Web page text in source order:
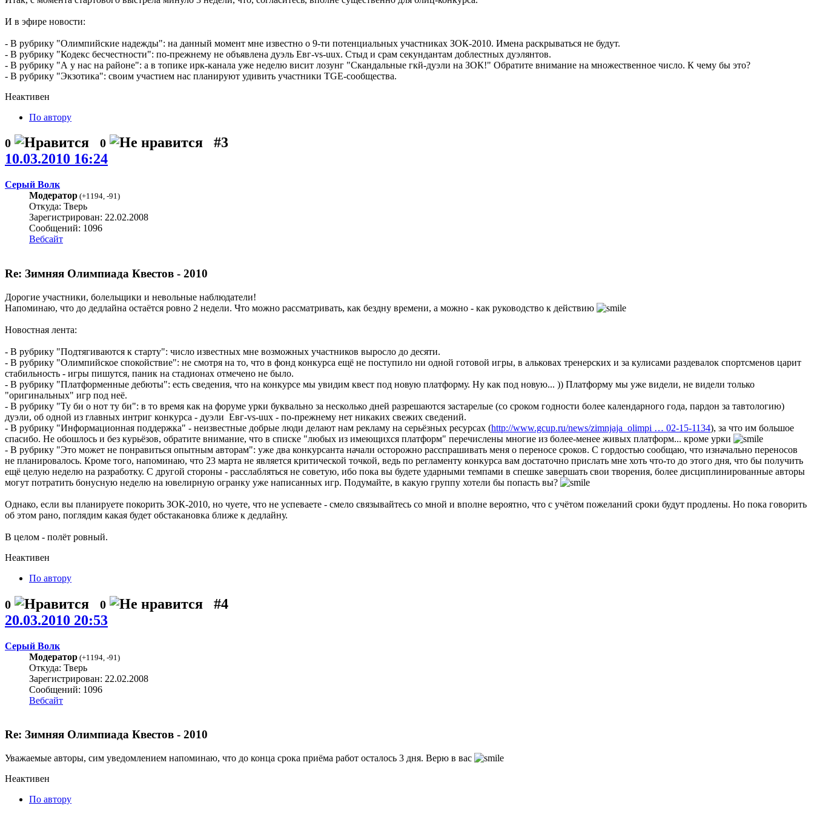
И в эфире новости:
- В рубрику "Олимпийские надежды": на данный момент мне известно о 9-ти потенциальных участниках ЗОК-2010. Имена раскрываться не будут.
- В рубрику "Кодекс бесчестности": по-прежнему не объявлена дуэль Евг-vs-uux. Стыд и срам секундантам доблестных дуэлянтов.
- В рубрику "А у нас на районе": а в топике ирк-канала уже неделю висит лозунг "Скандальные гкй-дуэли на ЗОК!" Обратите внимание на множественное число. К чему бы это?
- В рубрику "Экзотика": своим участием нас планируют удивить участники TGE-сообщества.
Неактивен
По автору
0 0
#3
10.03.2010 16:24
Серый Волк
Модератор (+1194, -91)
Откуда: Тверь
Зарегистрирован: 22.02.2008
Сообщений: 1096
Вебсайт
Re: Зимняя Олимпиада Квестов - 2010
Дорогие участники, болельщики и невольные наблюдатели!
Напоминаю, что до дедлайна остаётся ровно 2 недели. Что можно рассматривать, как бездну времени, а можно - как руководство к действию
Новостная лента:
- В рубрику "Подтягиваются к старту": число известных мне возможных участников выросло до десяти.
- В рубрику "Олимпийское спокойствие": не смотря на то, что в фонд конкурса ещё не поступило ни одной готовой игры, в альковах тренерских и за кулисами раздевалок спортсменов царит
стабильность - игры пишутся, паник на стадионах отмечено не было.
- В рубрику "Платформенные дебюты": есть сведения, что на конкурсе мы увидим квест под новую платформу. Ну как под новую... )) Платформу мы уже видели, не видели только
"оригинальных" игр под неё.
- В рубрику "Ту би о нот ту би": в то время как на форуме урки буквально за несколько дней разрешаются застарелые (со сроком годности более календарного года, пардон за тавтологию)
дуэли, об одной из главных интриг конкурса - дуэли Евг-vs-uux - по-прежнему нет никаких свежих сведений.
- В рубрику "Информационная поддержка" - неизвестные добрые люди делают нам рекламу на серьёзных ресурсах (http://www.gcup.ru/news/zimnjaja_olimpi … 02-15-1134), за что им большое
спасибо. Не обошлось и без курьёзов, обратите внимание, что в списке "любых из имеющихся платформ" перечислены многие из более-менее живых платформ... кроме урки
- В рубрику "Это может не понравиться опытным авторам": уже два конкурсанта начали осторожно расспрашивать меня о переносе сроков. С гордостью сообщаю, что изначально переносов
не планировалось. Кроме того, напоминаю, что 23 марта не является критической точкой, ведь по регламенту конкурса вам достаточно прислать мне хоть что-то до этого дня, что бы получить
ещё целую неделю на разработку. С другой стороны - расслабляться не советую, ибо пока вы будете ударными темпами в спешке завершать свои творения, более дисциплинированные авторы
могут потратить бонусную неделю на ювелирную огранку уже написанных игр. Подумайте, в какую группу хотели бы попасть вы?
Однако, если вы планируете покорить ЗОК-2010, но чуете, что не успеваете - смело связывайтесь со мной и вполне вероятно, что с учётом пожеланий сроки будут продлены. Но пока говорить
об этом рано, поглядим какая будет обстакановка ближе к дедлайну.
В целом - полёт ровный.
Неактивен
По автору
0 0
#4
20.03.2010 20:53
Серый Волк
Модератор (+1194 -91 )
Откуда: Тверь
Зарегистрирован: 22.02.2008
Сообщений: 1096
Вебсайт
Re: Зимняя Олимпиада Квестов - 2010
Уважаемые авторы, сим уведомлением напоминаю, что до конца срока приёма работ осталось 3 дня. Верю в вас
Неактивен
По автору